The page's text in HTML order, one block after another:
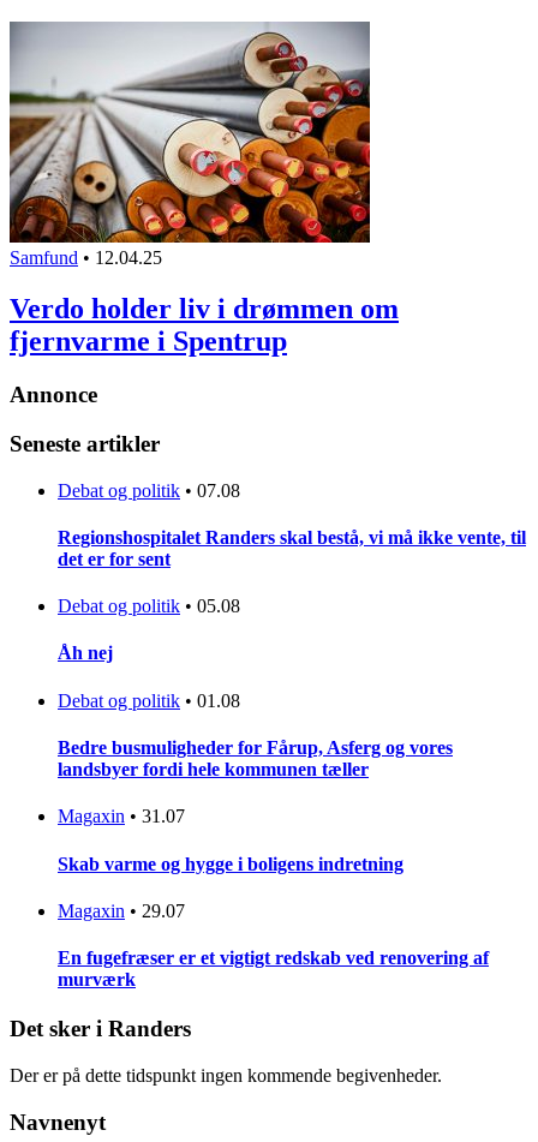
Samfund • 12.04.25
Verdo holder liv i drømmen om
fjernvarme i Spentrup
Annonce
Seneste artikler
Debat og politik • 07.08
Regionshospitalet Randers skal bestå, vi må ikke vente, til
det er for sent
Debat og politik • 05.08
Åh nej
Debat og politik • 01.08
Bedre busmuligheder for Fårup, Asferg og vores
landsbyer fordi hele kommunen tæller
Magaxin • 31.07
Skab varme og hygge i boligens indretning
Magaxin • 29.07
En fugefræser er et vigtigt redskab ved renovering af
murværk
Det sker i Randers
Der er på dette tidspunkt ingen kommende begivenheder.
Navnenyt